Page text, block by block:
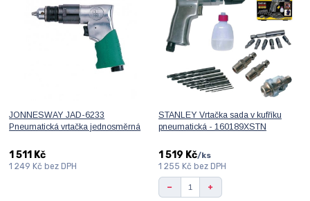
JONNESWAY JAD-6233
Pneumatická vrtačka jednosměrná
1 511 Kč
1 249 Kč bez DPH
STANLEY Vrtačka sada v kufříku
pneumatická - 160189XSTN
1 519 Kč/ks
1 255 Kč bez DPH